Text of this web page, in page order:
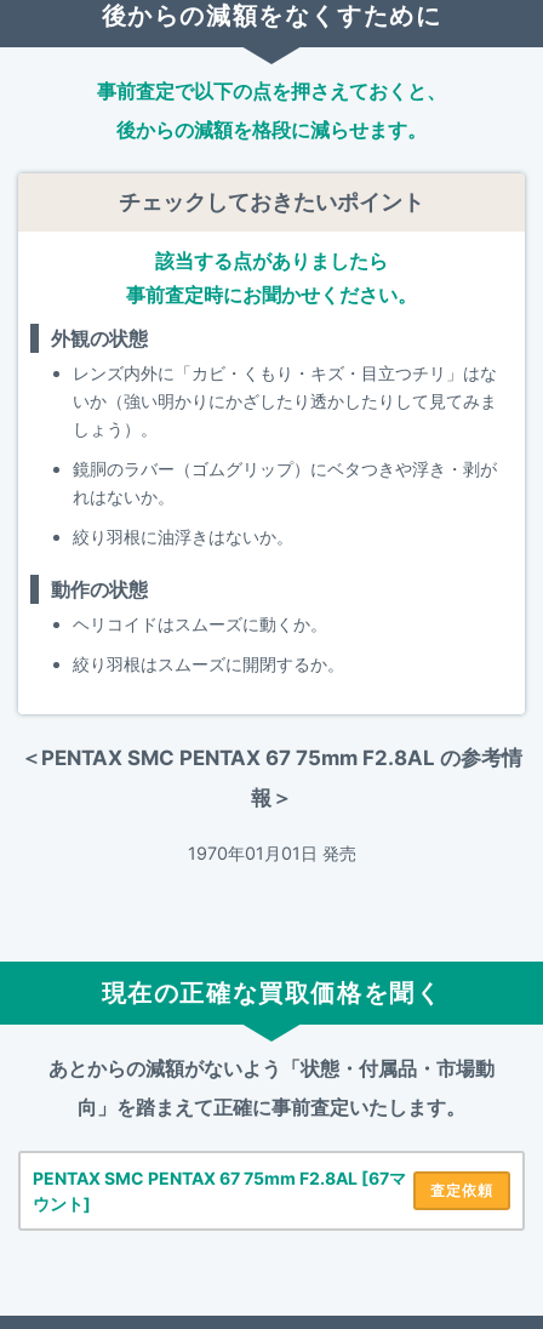
後からの減額をなくすために
事前査定で以下の点を押さえておくと、
後からの減額を格段に減らせます。
チェックしておきたいポイント
該当する点がありましたら
事前査定時にお聞かせください。
外観の状態
レンズ内外に「カビ・くもり・キズ・目立つチリ」はな
いか（強い明かりにかざしたり透かしたりして見てみま
しょう）。
鏡胴のラバー（ゴムグリップ）にベタつきや浮き・剥が
れはないか。
絞り羽根に油浮きはないか。
動作の状態
ヘリコイドはスムーズに動くか。
絞り羽根はスムーズに開閉するか。
＜PENTAX SMC PENTAX 67 75mm F2.8AL の参考情
報＞
1970年01月01日 発売
現在の正確な買取価格を聞く
あとからの減額がないよう「状態・付属品・市場動
向」を踏まえて正確に事前査定いたします。
PENTAX SMC PENTAX 67 75mm F2.8AL [67マ
ウント]
査定依頼